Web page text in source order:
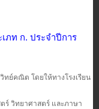
ภท ก. ประจำปีการ
คณิต โดยให้ทางโรงเรียน
วิทยาศาสตร์ และภาษา